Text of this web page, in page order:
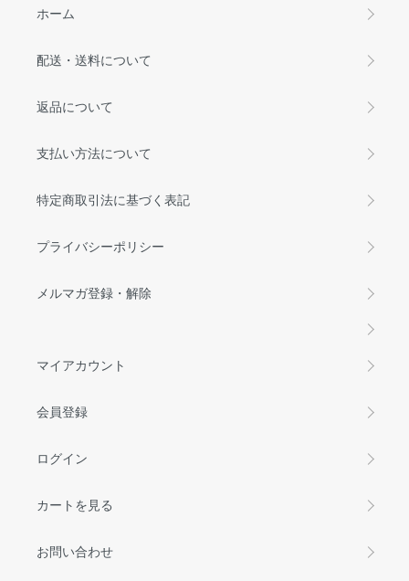
ホーム
配送・送料について
返品について
支払い方法について
特定商取引法に基づく表記
プライバシーポリシー
メルマガ登録・解除
マイアカウント
会員登録
ログイン
カートを見る
お問い合わせ